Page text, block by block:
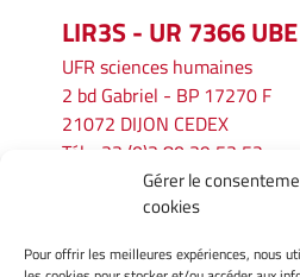
Gérer le
cookies
Pour offrir les meilleures expériences, nous
LIR3S - UR 7366 UBE
UFR sciences humaines
2 bd Gabriel - BP 17270 F
21072 DIJON CEDEX
Tél. : 33 (0)3 80 39 53 52
lir3s@u-bourgogne.fr
INFORMATIONS